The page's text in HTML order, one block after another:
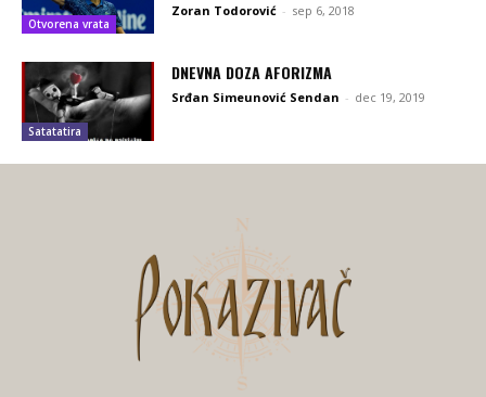
Otvorena vrata
Zoran Todorović - sep 6, 2018
Satatatira
DNEVNA DOZA AFORIZMA
Srđan Simeunović Sendan - dec 19, 2019